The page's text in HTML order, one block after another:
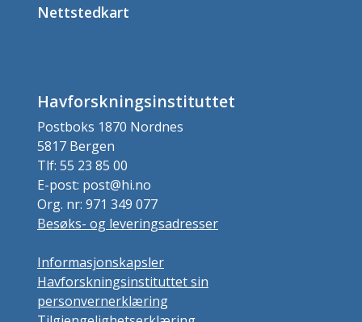
Nettstedkart
Havforskningsinstituttet
Postboks 1870 Nordnes
5817 Bergen
Tlf: 55 23 85 00
E-post: post@hi.no
Org. nr: 971 349 077
Besøks- og leveringsadresser
Informasjonskapsler
Havforskningsinstituttet sin
personvernerklæring